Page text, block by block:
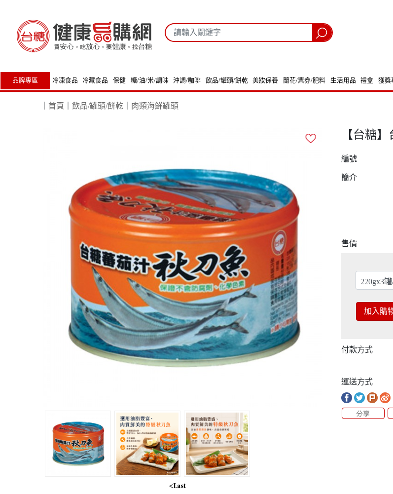
品牌專區 冷凍食品 冷藏食品 保健 糖/油/米/調味 沖調/咖啡 飲品/罐頭/餅乾 美妝保養 蘭花/票券/肥料 生活用品 禮盒 獲獎
首頁 ｜飲品/罐頭/餅乾 肉類海鮮罐頭
【台糖
編號
簡介
售價
加入購
付款方式
運送方式